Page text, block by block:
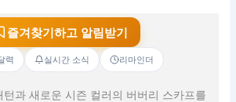
즐겨찾기하고 알림받기
력 실시간 소식 리마인더
턴과 새로운 시즌 컬러의 버버리 스카프를